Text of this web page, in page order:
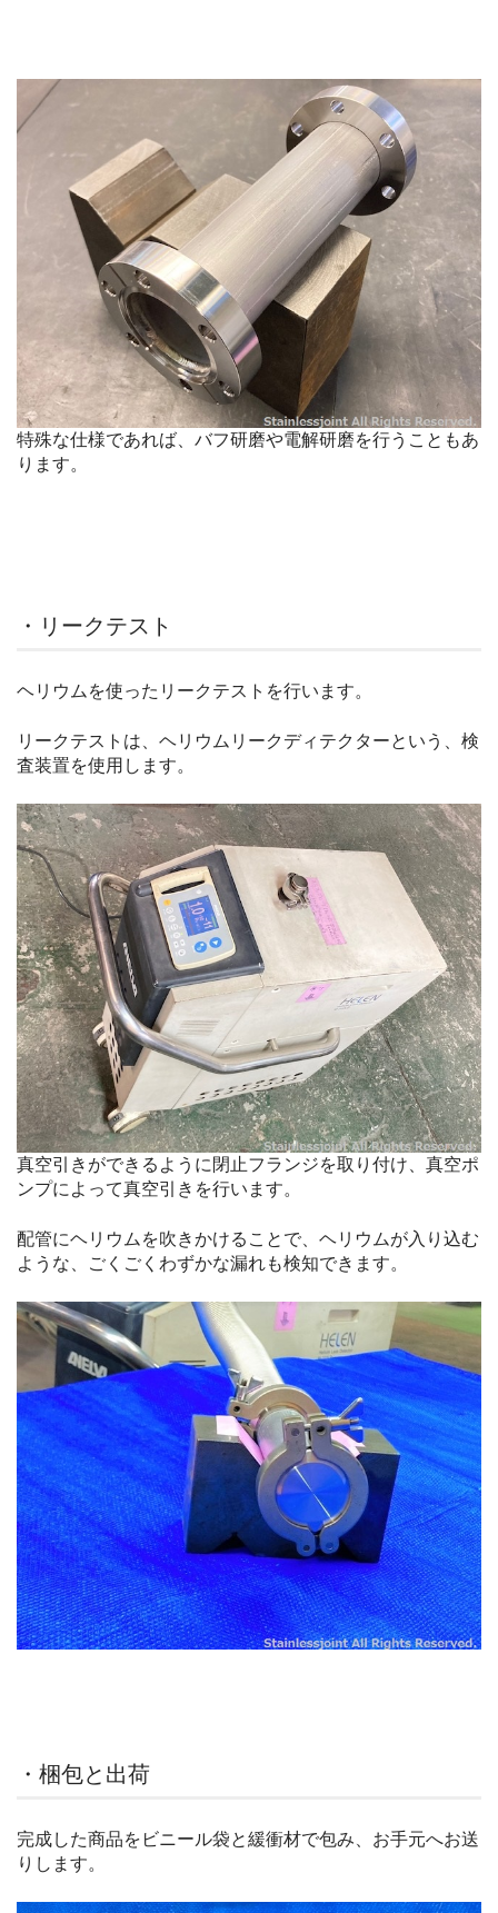
特殊な仕様であれば、バフ研磨や電解研磨を行うこともあ
ります。
・リークテスト
ヘリウムを使ったリークテストを行います。
リークテストは、ヘリウムリークディテクターという、検
査装置を使用します。
真空引きができるように閉止フランジを取り付け、真空ポ
ンプによって真空引きを行います。
配管にヘリウムを吹きかけることで、ヘリウムが入り込む
ような、ごくごくわずかな漏れも検知できます。
・梱包と出荷
完成した商品をビニール袋と緩衝材で包み、お手元へお送
りします。